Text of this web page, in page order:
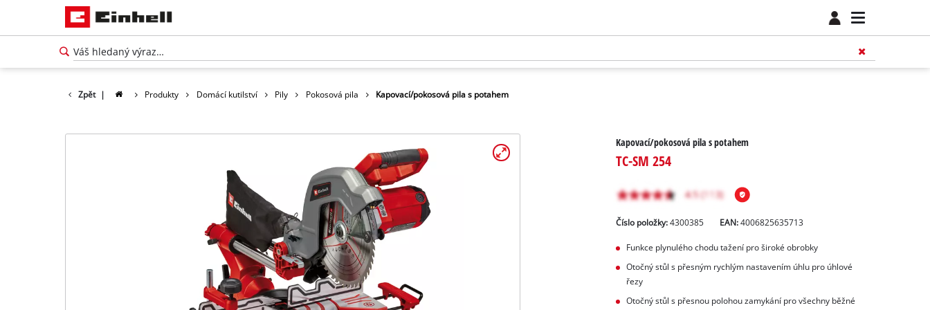
Zpět | Produkty Domácí kutilství Pily Pokosová pila Kapovací/pokosová pila s potahem
Kapovací/pokosová pila s potahem
TC-SM 254
Číslo položky: 4300385 EAN:4006825635713
Funkce plynulého chodu tažení pro široké obrobky
Otočný stůl s přesným rychlým nastavením úhlu pro úhlové
řezy
Otočný stůl s přesnou polohou zamykání pro všechny běžné